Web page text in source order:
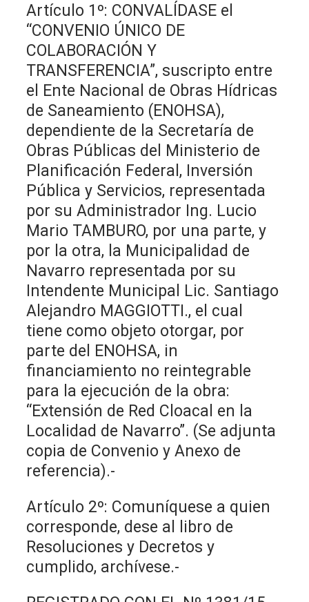
Artículo 1º: CONVALÍDASE el
“CONVENIO ÚNICO DE
COLABORACIÓN Y
TRANSFERENCIA”, suscripto entre
el Ente Nacional de Obras Hídricas
de Saneamiento (ENOHSA),
dependiente de la Secretaría de
Obras Públicas del Ministerio de
Planificación Federal, Inversión
Pública y Servicios, representada
por su Administrador Ing. Lucio
Mario TAMBURO, por una parte, y
por la otra, la Municipalidad de
Navarro representada por su
Intendente Municipal Lic. Santiago
Alejandro MAGGIOTTI., el cual
tiene como objeto otorgar, por
parte del ENOHSA, in
financiamiento no reintegrable
para la ejecución de la obra:
“Extensión de Red Cloacal en la
Localidad de Navarro”. (Se adjunta
copia de Convenio y Anexo de
referencia).-
Artículo 2º: Comuníquese a quien
corresponde, dese al libro de
Resoluciones y Decretos y
cumplido, archívese.-